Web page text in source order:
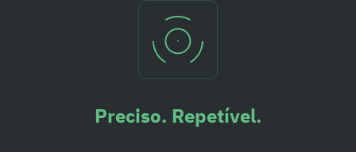
Preciso. Repetível.